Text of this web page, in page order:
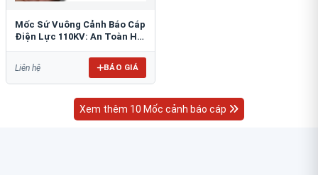
Mốc Sứ Vuông Cảnh Báo Cáp
Điện Lực 110KV: An Toàn Hệ
Liên hệ BÁO GIÁ
Xem thêm 10 Mốc cảnh báo cáp